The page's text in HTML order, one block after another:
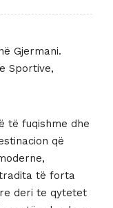
Gjermani.
Sportive,
të fuqishme dhe
që
të forta
deri te qytetet